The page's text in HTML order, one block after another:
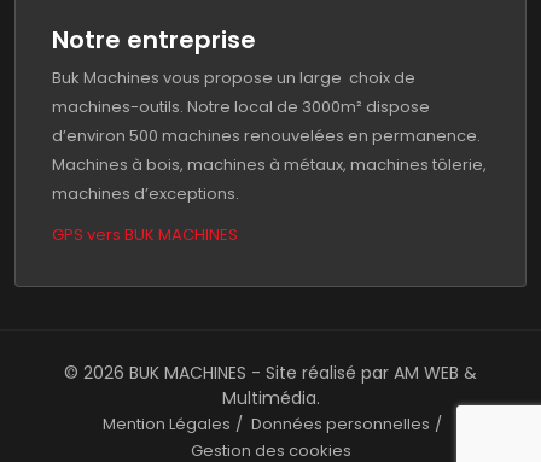
Notre entreprise
Buk Machines vous propose un large choix de
machines-outils. Notre local de 3000m² dispose
d’environ 500 machines renouvelées en permanence.
Machines à bois, machines à métaux, machines tôlerie,
machines d’exceptions.
GPS vers BUK MACHINES
© 2026 BUK MACHINES - Site réalisé par AM WEB &
Multimédia.
Mention Légales
Données personnelles
Gestion des cookies